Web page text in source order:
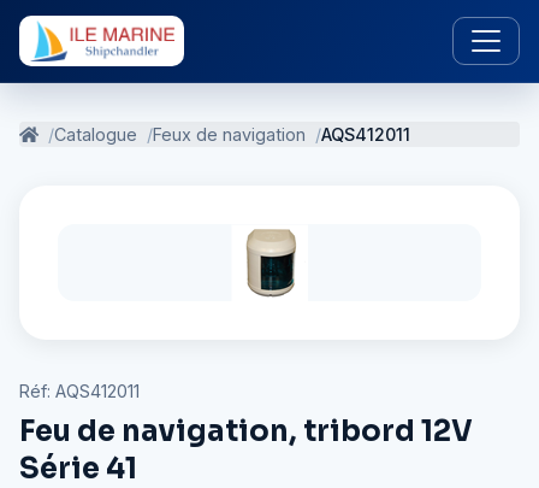
Catalogue Feux de navigation AQS412011
Réf: AQS412011
Feu de navigation, tribord 12V
Série 41